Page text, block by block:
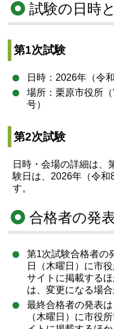
試験の日時
第1次試験
日時：2026年（令
場所：栗原市役所
号）
第2次試験
日時・会場の詳細は、
験日は、2026年（令和
す。
合格者の発
第1次試験合格者の
日（木曜日）に市
サイトに掲載する
は、変更になる場合
最終合格者の発表
（木曜日）に市役